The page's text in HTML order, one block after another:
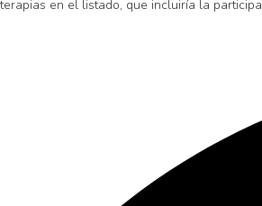
en el listado, que incluiría la